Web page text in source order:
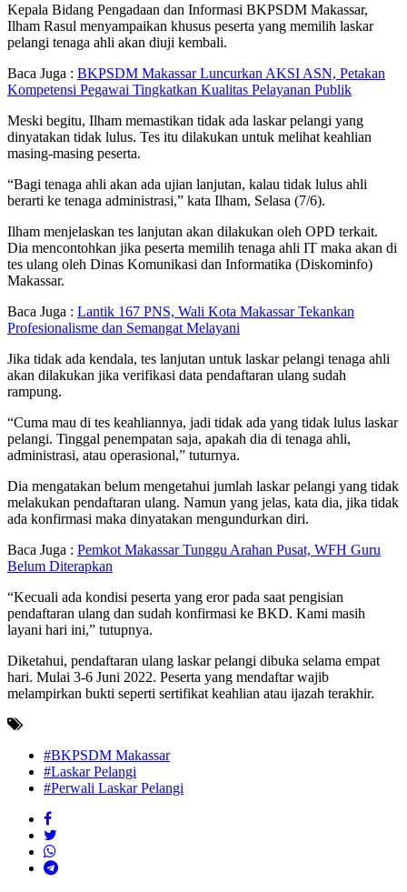
Kepala Bidang Pengadaan dan Informasi BKPSDM Makassar,
Ilham Rasul menyampaikan khusus peserta yang memilih laskar
pelangi tenaga ahli akan diuji kembali.
Baca Juga : BKPSDM Makassar Luncurkan AKSI ASN, Petakan
Kompetensi Pegawai Tingkatkan Kualitas Pelayanan Publik
Meski begitu, Ilham memastikan tidak ada laskar pelangi yang
dinyatakan tidak lulus. Tes itu dilakukan untuk melihat keahlian
masing-masing peserta.
“Bagi tenaga ahli akan ada ujian lanjutan, kalau tidak lulus ahli
berarti ke tenaga administrasi,” kata Ilham, Selasa (7/6).
Ilham menjelaskan tes lanjutan akan dilakukan oleh OPD terkait.
Dia mencontohkan jika peserta memilih tenaga ahli IT maka akan di
tes ulang oleh Dinas Komunikasi dan Informatika (Diskominfo)
Makassar.
Baca Juga : Lantik 167 PNS, Wali Kota Makassar Tekankan
Profesionalisme dan Semangat Melayani
Jika tidak ada kendala, tes lanjutan untuk laskar pelangi tenaga ahli
akan dilakukan jika verifikasi data pendaftaran ulang sudah
rampung.
“Cuma mau di tes keahliannya, jadi tidak ada yang tidak lulus laskar
pelangi. Tinggal penempatan saja, apakah dia di tenaga ahli,
administrasi, atau operasional,” tuturnya.
Dia mengatakan belum mengetahui jumlah laskar pelangi yang tidak
melakukan pendaftaran ulang. Namun yang jelas, kata dia, jika tidak
ada konfirmasi maka dinyatakan mengundurkan diri.
Baca Juga : Pemkot Makassar Tunggu Arahan Pusat, WFH Guru
Belum Diterapkan
“Kecuali ada kondisi peserta yang eror pada saat pengisian
pendaftaran ulang dan sudah konfirmasi ke BKD. Kami masih
layani hari ini,” tutupnya.
Diketahui, pendaftaran ulang laskar pelangi dibuka selama empat
hari. Mulai 3-6 Juni 2022. Peserta yang mendaftar wajib
melampirkan bukti seperti sertifikat keahlian atau ijazah terakhir.
#BKPSDM Makassar
#Laskar Pelangi
#Perwali Laskar Pelangi